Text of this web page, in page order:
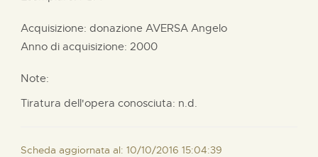
Acquisizione: donazione AVERSA Angelo
Anno di acquisizione: 2000
Note:
Tiratura dell'opera conosciuta: n.d.
Scheda aggiornata al: 10/10/2016 15:04:39